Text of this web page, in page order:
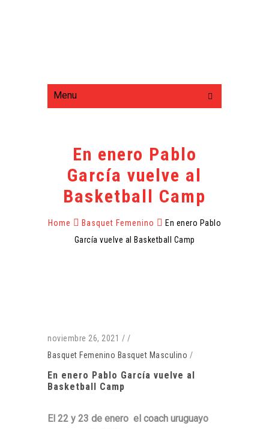
Menu
En enero Pablo
García vuelve al
Basketball Camp
Home Basquet Femenino
En enero Pablo
García vuelve al Basketball Camp
noviembre 26, 2021 / /
Basquet Femenino Basquet Masculino /
En enero Pablo García vuelve al
Basketball Camp
El 22 y 23 de enero el coach uruguayo